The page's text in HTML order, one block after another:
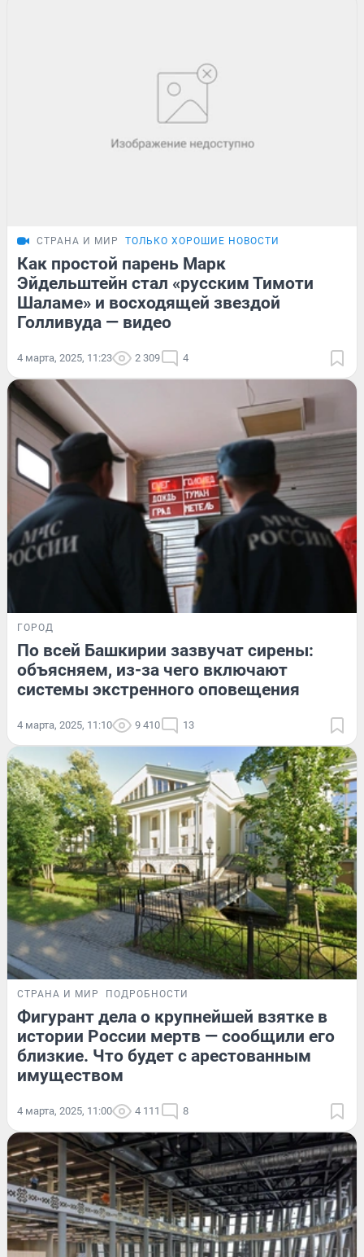
СТРАНА И МИР ТОЛЬКО ХОРОШИЕ НОВОСТИ
Как простой парень Марк
Эйдельштейн стал «русским Тимоти
Шаламе» и восходящей звездой
Голливуда — видео
4 марта, 2025, 11:23 2 309 4
ГОРОД
По всей Башкирии зазвучат сирены:
объясняем, из-за чего включают
системы экстренного оповещения
4 марта, 2025, 11:10 9 410 13
СТРАНА И МИР ПОДРОБНОСТИ
Фигурант дела о крупнейшей взятке в
истории России мертв — сообщили его
близкие. Что будет с арестованным
имуществом
4 марта, 2025, 11:00 4 111 8